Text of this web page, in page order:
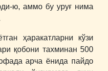
ю, аммо бу уруғ нима
ҳаракатларни кўзи
қобони тахминан 500
арча ёнида пайдо